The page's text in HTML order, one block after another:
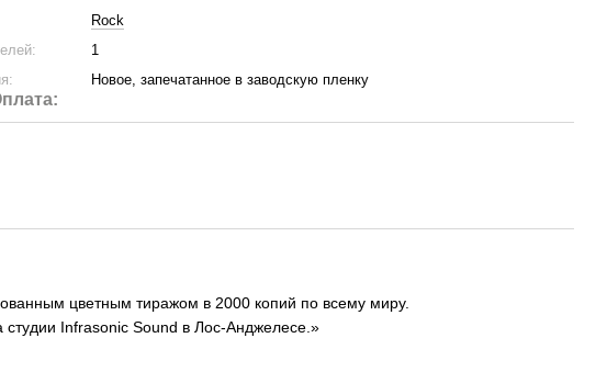
Rock
1
Новое, запечатанное в заводскую пленку
цветным тиражом в 2000 копий по всему миру.
студии Infrasonic Sound в Лос-Анджелесе.»